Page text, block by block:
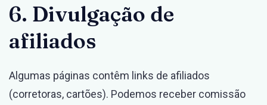
6. Divulgação de
afiliados
Algumas páginas contêm links de afiliados
(corretoras, cartões). Podemos receber comissão